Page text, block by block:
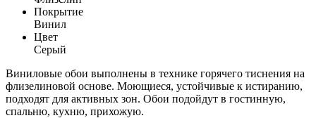
Покрытие
Винил
Цвет
Серый
Виниловые обои выполнены в технике горячего тиснения на
флизелиновой основе. Моющиеся, устойчивые к истиранию,
подходят для активных зон. Обои подойдут в гостинную,
спальню, кухню, прихожую.